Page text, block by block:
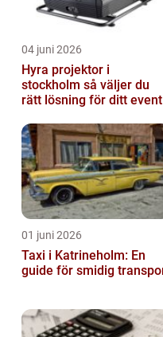
04 juni 2026
Hyra projektor i
stockholm så väljer du
rätt lösning för ditt event
01 juni 2026
Taxi i Katrineholm: En
guide för smidig